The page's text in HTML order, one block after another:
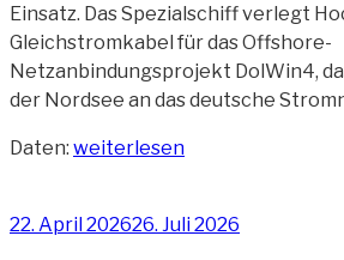
Einsatz. Das Spezialschiff verlegt
Gleichstromkabel für das Offshore-
Netzanbindungsprojekt DolWin4,
der Nordsee an das deutsche
Daten: „Kabelleger
Polo“
weiterlesen
Veröffentlicht
22. April 202626. Juli 2026